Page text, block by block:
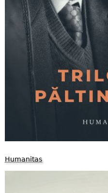
Humanitas